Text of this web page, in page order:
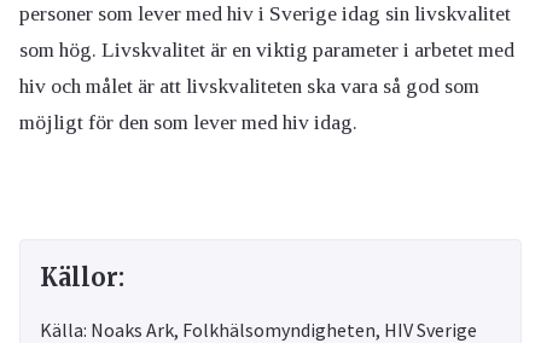
personer som lever med hiv i Sverige idag sin livskvalitet
som hög. Livskvalitet är en viktig parameter i arbetet med
hiv och målet är att livskvaliteten ska vara så god som
möjligt för den som lever med hiv idag.
Källor:
Källa: Noaks Ark, Folkhälsomyndigheten, HIV Sverige